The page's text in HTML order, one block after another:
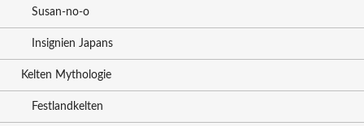
Susan-no-o
Insignien Japans
Kelten Mythologie
Festlandkelten